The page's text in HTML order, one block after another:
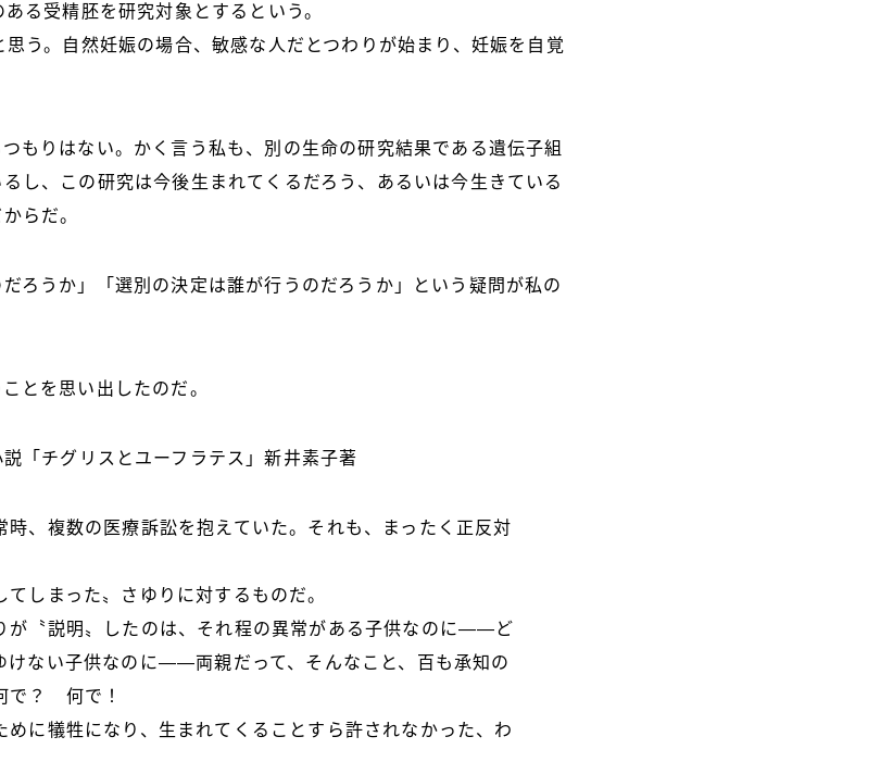
る受精胚を研究対象とするという。
う。自然妊娠の場合、敏感な人だとつわりが始まり、妊娠を自覚
もりはない。かく言う私も、別の生命の研究結果である遺伝子組
し、この研究は今後生まれてくるだろう、あるいは今生きている
らだ。
ろうか」「選別の決定は誰が行うのだろうか」という疑問が私の
とを思い出したのだ。
時、複数の医療訴訟を抱えていた。それも、まったく正反対
しまった〟さゆりに対するものだ。
が〝説明〟したのは、それ程の異常がある子供なのに――ど
けない子供なのに――両親だって、そんなこと、百も承知の
で？ 何で！
めに犠牲になり、生まれてくることすら許されなかった、わ